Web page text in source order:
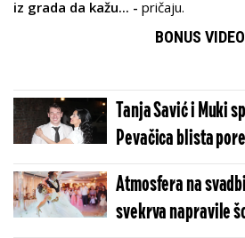
iz grada da kažu... - pričaju.
BONUS VIDEO
Tanja Savić i Muki
Pevačica blista
verenika
Atmosfera na
svekrva napravile